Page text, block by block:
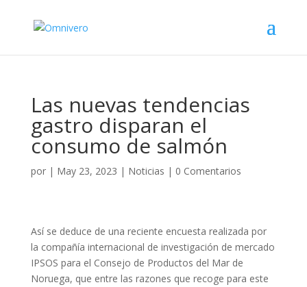
Las nuevas tendencias
gastro disparan el
consumo de salmón
por | May 23, 2023 | Noticias | 0 Comentarios
Así se deduce de una reciente encuesta realizada por
la compañía internacional de investigación de mercado
IPSOS para el Consejo de Productos del Mar de
Noruega, que entre las razones que recoge para este